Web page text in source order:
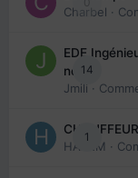
Charbel ·
14
EDE
note
Jmili ·
1
HAZEM ·